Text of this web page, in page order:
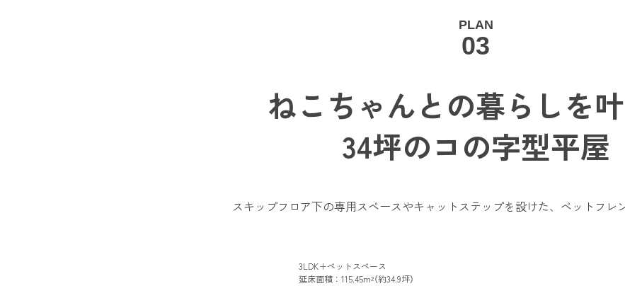
PLAN
03
ねこちゃんとの暮らしを
34坪のコの字型平屋
スキップフロア下の専用スペースやキャットステップを設けた、ペットフレ
3LDK＋ペットスペース
延床面積：115.45m²（約34.9坪）